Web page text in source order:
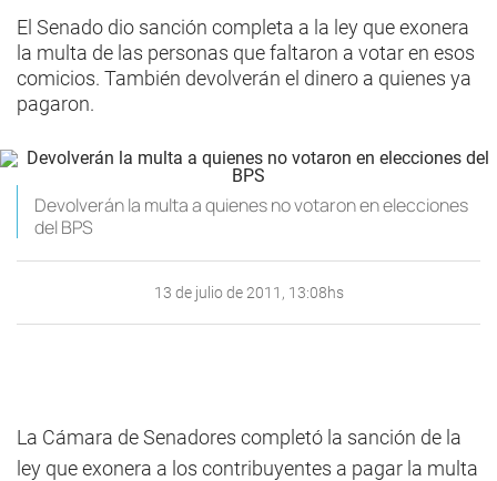
El Senado dio sanción completa a la ley que exonera
la multa de las personas que faltaron a votar en esos
comicios. También devolverán el dinero a quienes ya
pagaron.
Devolverán la multa a quienes no votaron en elecciones
del BPS
13 de julio de 2011, 13:08hs
La Cámara de Senadores completó la sanción de la
ley que exonera a los contribuyentes a pagar la multa